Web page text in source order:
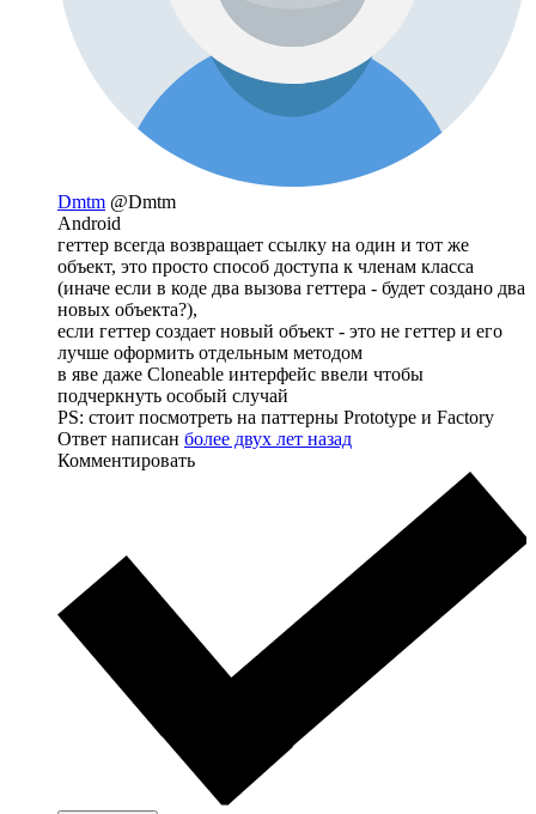
Dmtm @Dmtm
Android
геттер всегда возвращает ссылку на один и тот же
объект, это просто способ доступа к членам класса
(иначе если в коде два вызова геттера - будет создано два
новых объекта?),
если геттер создает новый объект - это не геттер и его
лучше оформить отдельным методом
в яве даже Cloneable интерфейс ввели чтобы
подчеркнуть особый случай
PS: стоит посмотреть на паттерны Prototype и Factory
Ответ написан более двух лет назад
Комментировать